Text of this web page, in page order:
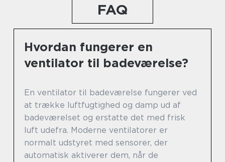
FAQ
Hvordan fungerer en
ventilator til badeværelse?
En ventilator til badeværelse fungerer ved
at trække luftfugtighed og damp ud af
badeværelset og erstatte det med frisk
luft udefra. Moderne ventilatorer er
normalt udstyret med sensorer, der
automatisk aktiverer dem, når de